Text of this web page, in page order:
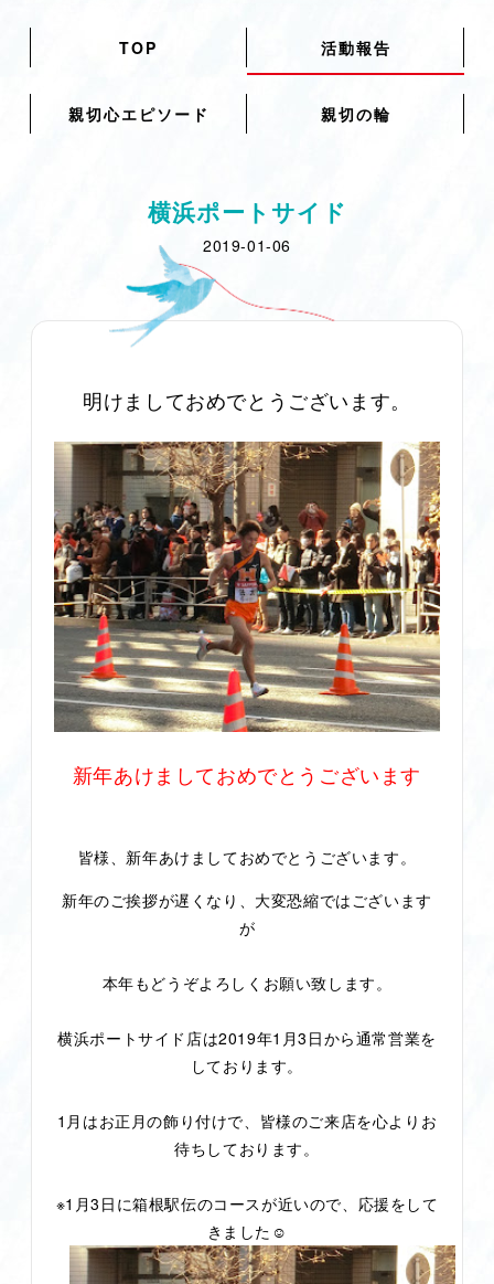
TOP 活動報告
親切心エピソード 親切の輪
横浜ポートサイド
2019-01-06
明けましておめでとうございます。
新年あけましておめでとうございます
皆様、新年あけましておめでとうございます。
新年のご挨拶が遅くなり、大変恐縮ではございます
が
本年もどうぞよろしくお願い致します。
横浜ポートサイド店は2019年1月3日から通常営業を
しております。
1月はお正月の飾り付けで、皆様のご来店を心よりお
待ちしております。
※1月3日に箱根駅伝のコースが近いので、応援をして
きました☺